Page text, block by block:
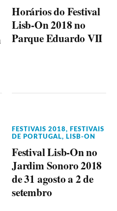
Horários do Festival
Lisb-On 2018 no
Parque Eduardo VII
FESTIVAIS 2018,
FESTIVAIS
DE PORTUGAL, LISB-ON
Festival Lisb-On no
Jardim Sonoro 2018
de 31 agosto a 2 de
setembro